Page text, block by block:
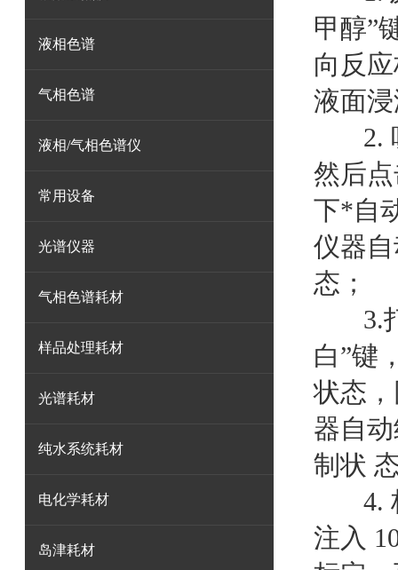
液相色谱
气相色谱
液相/气相色谱仪
常用设备
光谱仪器
气相色谱耗材
样品处理耗材
光谱耗材
纯水系统耗材
电化学耗材
岛津耗材
甲醇”
向反
液面
2.
然后
下*自
仪器
态；
3.
白”键
状态
器自
制状
4.
注入